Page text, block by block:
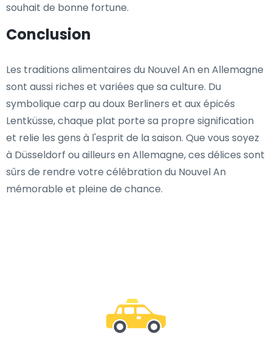
souhait de bonne fortune.
Conclusion
Les traditions alimentaires du Nouvel An en Allemagne
sont aussi riches et variées que sa culture. Du
symbolique carp au doux Berliners et aux épicés
Lentküsse, chaque plat porte sa propre signification
et relie les gens à l'esprit de la saison. Que vous soyez
à Düsseldorf ou ailleurs en Allemagne, ces délices sont
sûrs de rendre votre célébration du Nouvel An
mémorable et pleine de chance.